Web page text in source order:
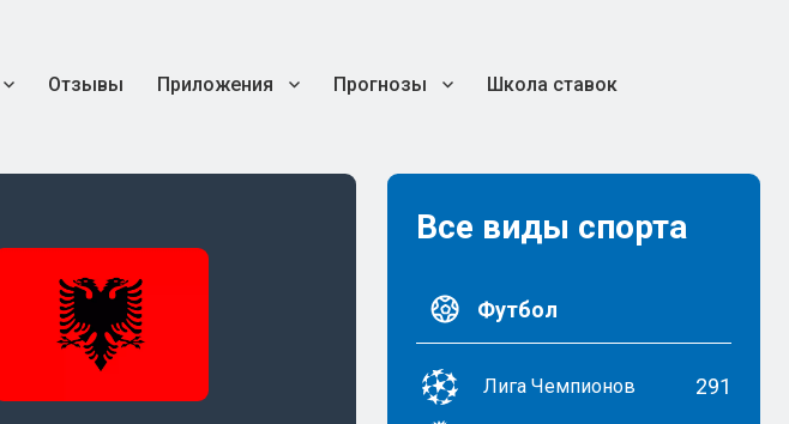
Отзывы Приложения Прогнозы Школа ставок
Все виды спорта
Футбол
Лига Чемпионов 291